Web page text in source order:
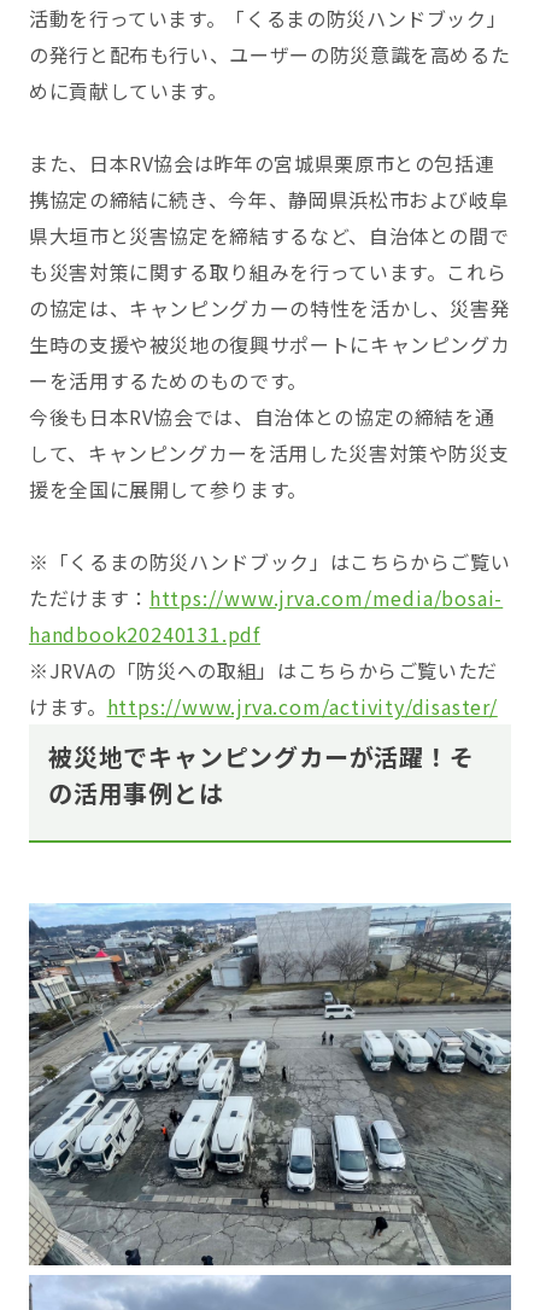
活動を行っています。「くるまの防災ハンドブック」
の発行と配布も行い、ユーザーの防災意識を高めるた
めに貢献しています。
また、日本RV協会は昨年の宮城県栗原市との包括連
携協定の締結に続き、今年、静岡県浜松市および岐阜
県大垣市と災害協定を締結するなど、自治体との間で
も災害対策に関する取り組みを行っています。これら
の協定は、キャンピングカーの特性を活かし、災害発
生時の支援や被災地の復興サポートにキャンピングカ
ーを活用するためのものです。
今後も日本RV協会では、自治体との協定の締結を通
して、キャンピングカーを活用した災害対策や防災支
援を全国に展開して参ります。
※「くるまの防災ハンドブック」はこちらからご覧い
ただけます： https://www.jrva.com/media/bosai-
handbook20240131.pdf
※JRVAの「防災への取組」はこちらからご覧いただ
けます。 https://www.jrva.com/activity/disaster/
被災地でキャンピングカーが活躍！そ
の活用事例とは